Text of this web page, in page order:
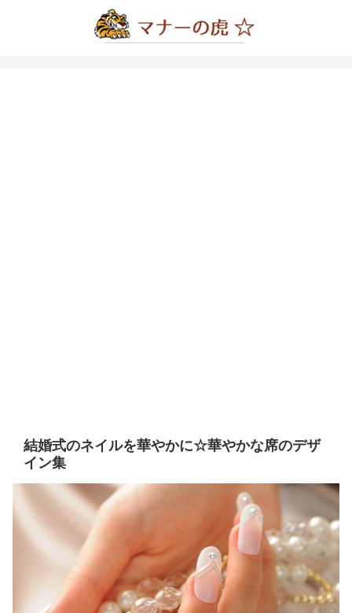
結婚式のネイルを華やかに☆華やかな席のデザ
イン集